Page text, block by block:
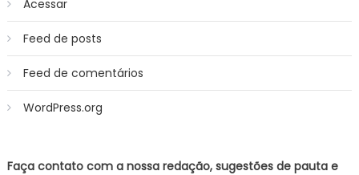
Acessar
Feed de posts
Feed de comentários
WordPress.org
Faça contato com a nossa redação, sugestões de pauta e